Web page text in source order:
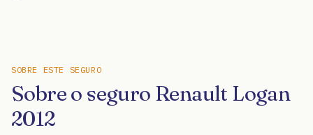
SOBRE ESTE SEGURO
Sobre o seguro Renault Logan
2012